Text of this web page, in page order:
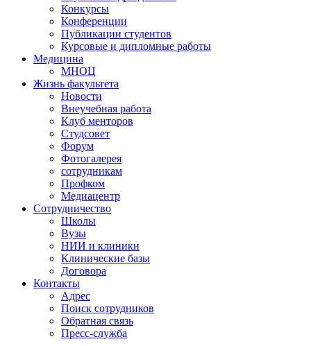
Конкурсы
Конференции
Публикации студентов
Курсовые и дипломные работы
Медицина
МНОЦ
Жизнь факультета
Новости
Внеучебная работа
Клуб менторов
Студсовет
Форум
Фотогалерея
сотрудникам
Профком
Медиацентр
Сотрудничество
Школы
Вузы
НИИ и клиники
Клинические базы
Договора
Контакты
Адрес
Поиск сотрудников
Обратная связь
Пресс-служба